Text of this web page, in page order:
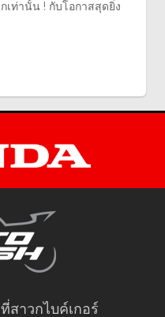
เท่านั้น ! กับโอกาสสุดยิ่ง
สาวกไบค์เกอร์